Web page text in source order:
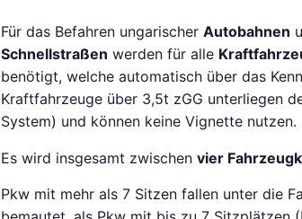
Für das Befahren ungarischer Autobahnen
Schnellstraßen werden für alle
benötigt, welche automatisch über das
Kraftfahrzeuge über 3,5t zGG unterliegen
System) und können keine Vignette nutzen.
Es wird insgesamt zwischen vier
Pkw mit mehr als 7 Sitzen fallen unter die